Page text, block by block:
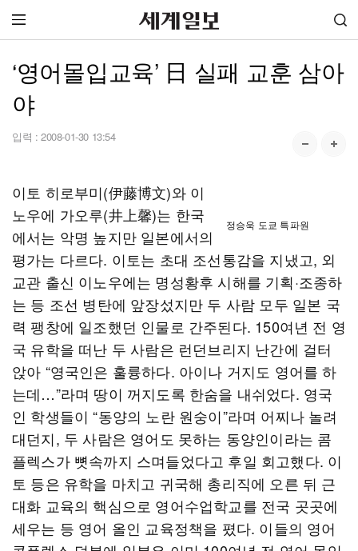
‘영어몰입교육’ 日 실패 교훈 삼아
야
입력 : 2008-01-30 13:54
정승욱 도쿄 특파원
이토 히로부미(伊藤博文)와 이
노우에 가오루(井上馨)는 한국
에서는 악명 높지만 일본에서의
평가는 다르다. 이토는 초대 조선통감을 지냈고, 외
교관 출신 이노우에는 명성황후 시해를 기획·조종하
는 등 조선 병탄에 앞장섰지만 두 사람 모두 일본 국
력 팽창에 일조했던 인물로 간주된다. 150여년 전 영
국 유학을 떠난 두 사람은 런던브리지 난간에 걸터
앉아 “영국인은 훌륭하다. 아이나 거지도 영어를 하
는데…”라며 땅이 꺼지도록 한숨을 내쉬었다. 영국
인 학생들이 “동양의 노란 원숭이”라며 어찌나 놀려
대던지, 두 사람은 영어도 못하는 동양인이라는 콤
플렉스가 뼛속까지 스며들었다고 후일 회고했다. 이
토 등은 유학을 마치고 귀국해 총리직에 오른 뒤 근
대화 교육의 핵심으로 영어수업학교를 전국 곳곳에
세우는 등 영어 올인 교육정책을 폈다. 이들의 영어